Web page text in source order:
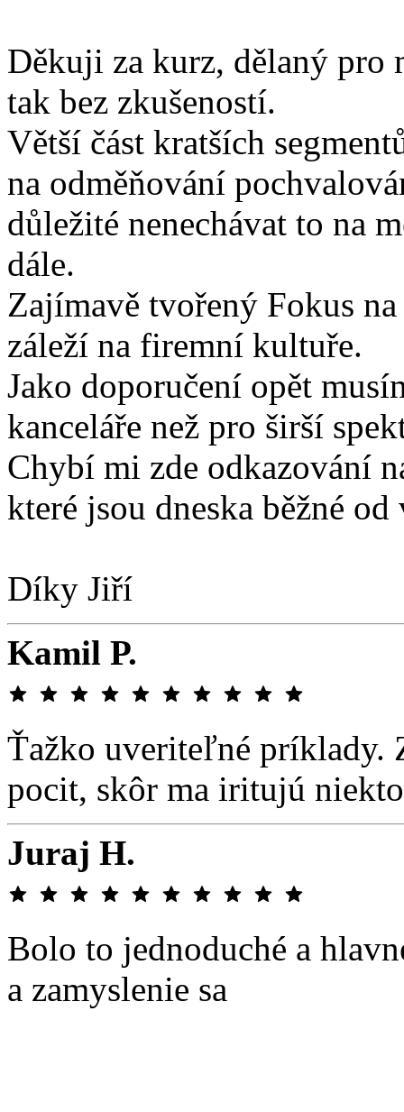
Děkuji za kurz, dělaný pro
tak bez zkušeností.
Větší část kratších
na odměňování
důležité nenechávat to na
dále.
Zajímavě tvořený Fokus
záleží na firemní kultuře.
Jako doporučení opět
kanceláře než pro širší
Chybí mi zde odkazování
které jsou dneska běžné
Díky Jiří
Kamil P.
Ťažko uveriteľné príklady.
pocit, skôr ma iritujú
Juraj H.
Bolo to jednoduché a
a zamyslenie sa